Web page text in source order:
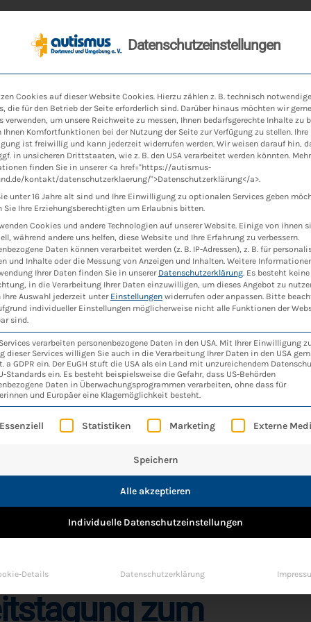
über
auf die ste­tig statt­fin­den­de
wer­den die­se Sei­te stän­dig
FORSCHUNG
zum
Datenschutzeinstellungen
Cookies auf dieser Website Cookies. Hierzu zählen z. B. technisch notwendige
die für den Betrieb der Seite erforderlich sind. Darüber hinaus möchten wir gerne
verwenden, um unsere Reichweite zu messen, Ihnen bedarfsgerechte Inhalte zu
Ihnen Komfortfunktionen bei der Nutzung der Seite zur Verfügung zu stellen. Ihre
ist freiwillig und kann jederzeit widerrufen werden. Wir weisen darauf hin,
in unsicheren Drittstaaten, wie z. B. den USA verarbeitet werden könnten. Mehr
finden Sie in unserer <a href="https://autismus-
kontakt/datenschutzerklaerung/">Datenschutzerklärung</a>.
unter 16 Jahre alt sind und Ihre Einwilligung zu optionalen Services geben
Sie Ihre Erziehungsberechtigten um Erlaubnis bitten.
Cookies und andere Technologien auf unserer Website. Einige von ihnen
während andere uns helfen, diese Website und Ihre Erfahrung zu verbessern.
Daten können verarbeitet werden (z. B. IP-Adressen), z. B. für
und Inhalte oder die Messung von Anzeigen und Inhalten. Weitere
Ihrer Daten finden Sie in unserer Datenschutzerklärung. Es besteht keine
in die Verarbeitung Ihrer Daten einzuwilligen, um dieses Angebot zu
Ihre Auswahl jederzeit unter Einstellungen widerrufen oder anpassen. Bitte
individueller Einstellungen möglicherweise nicht alle Funktionen der
sind.
verarbeiten personenbezogene Daten in den USA. Mit Ihrer Einwilligung
dieser Services willigen Sie auch in die Verarbeitung Ihrer Daten in den USA
a GDPR ein. Der EuGH stuft die USA als ein Land mit unzureichendem
Standards ein. Es besteht beispielsweise die Gefahr, dass US-Behörden
Daten in Überwachungsprogrammen verarbeiten, ohne dass für
und Europäer eine Klagemöglichkeit besteht.
eine Liste der Service-Gruppen, für die
Essenziell Statistiken Marketing Externe
Speichern
Alle akzeptieren
Individuelle Datenschutzeinstellungen
Details Datenschutzerklärung